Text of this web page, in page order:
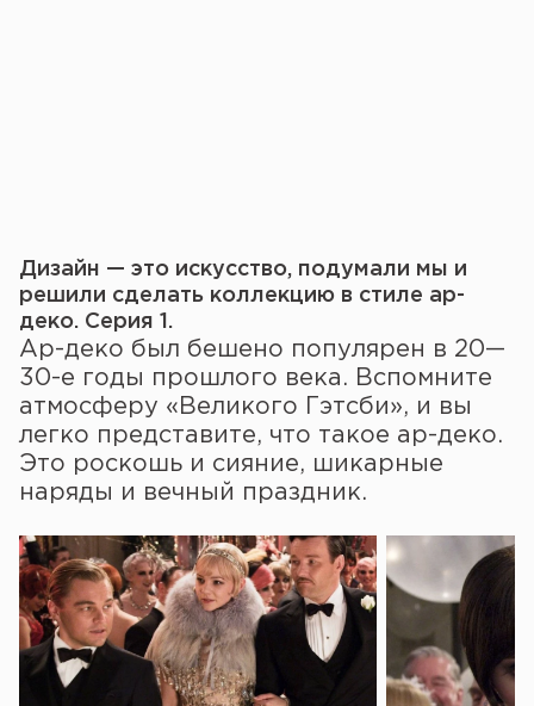
Дизайн — это искусство, подумали мы и
решили сделать коллекцию в стиле ар-
деко. Серия 1.
Ар-деко был бешено популярен в 20—
30-е годы прошлого века. Вспомните
атмосферу «Великого Гэтсби», и вы
легко представите, что такое ар-деко.
Это роскошь и сияние, шикарные
наряды и вечный праздник.